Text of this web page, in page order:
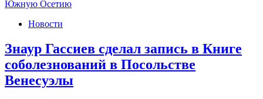
Новости
Знаур Гассиев сделал запись в Книге
соболезнований в Посольстве
Венесуэлы